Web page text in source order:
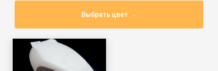
+7 (910) 684-44-88
info@мотопластик.рф
Выбрать цвет